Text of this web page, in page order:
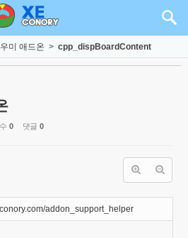
미 애드온 > cpp_dispBoardContent
0 댓글 0
addon_support_helper